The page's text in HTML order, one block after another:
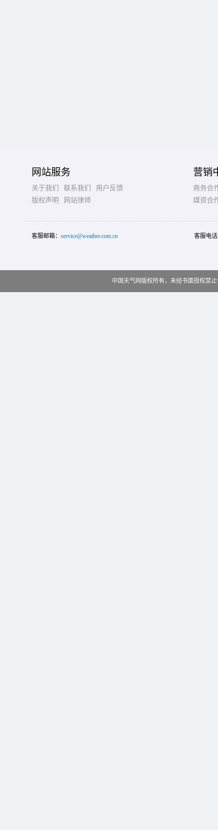
网站服务
关于我们 联系我们
用户反馈
版权声明
网站律师
营销
商务合
媒资合
客服邮箱： service@weather.com.cn 客服电
中国天气网版权所有，未经书面授权